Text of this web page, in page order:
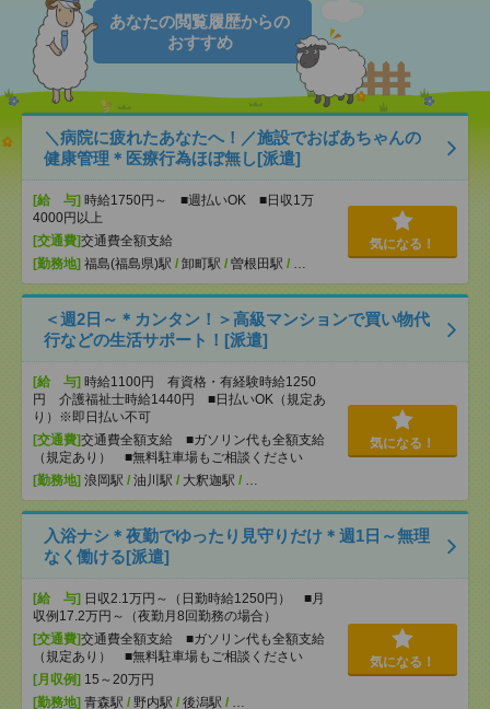
あなたの閲覧履歴からの
おすすめ
＼病院に疲れたあなたへ！／施設でおばあちゃんの
健康管理＊医療行為ほぼ無し[派遣]
[給 与] 時給1750円～ ■週払いOK ■日収1万
4000円以上
[交通費]交通費全額支給
[勤務地] 福島(福島県)駅 / 卸町駅 / 曽根田駅 / …
気になる！
＜週2日～＊カンタン！＞高級マンションで買い物代
行などの生活サポート！[派遣]
[給 与] 時給1100円 有資格・有経験時給1250
円 介護福祉士時給1440円 ■日払いOK（規定あ
り）※即日払い不可
[交通費]交通費全額支給 ■ガソリン代も全額支給
（規定あり） ■無料駐車場もご相談ください
[勤務地] 浪岡駅 / 油川駅 / 大釈迦駅 / …
気になる！
入浴ナシ＊夜勤でゆったり見守りだけ＊週1日～無理
なく働ける[派遣]
[給 与] 日収2.1万円～（日勤時給1250円） ■月
収例17.2万円～（夜勤月8回勤務の場合）
[交通費]交通費全額支給 ■ガソリン代も全額支給
（規定あり） ■無料駐車場もご相談ください
[月収例] 15～20万円
[勤務地] 青森駅 / 野内駅 / 後潟駅 / …
気になる！